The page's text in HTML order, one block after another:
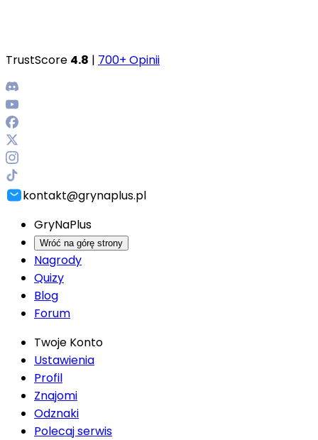
TrustScore 4.8 | 700+ Opinii
kontakt@grynaplus.pl
GryNaPlus
Wróć na górę strony
Nagrody
Quizy
Blog
Forum
Twoje Konto
Ustawienia
Profil
Znajomi
Odznaki
Polecaj serwis